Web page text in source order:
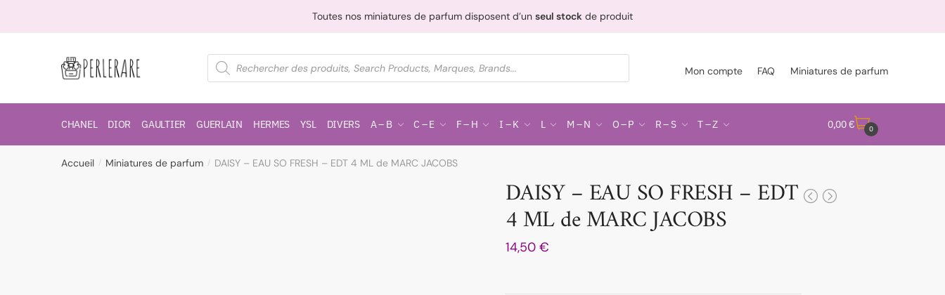
Toutes nos miniatures de parfum disposent d’un seul stock de produit
Mon compte FAQ Miniatures de parfum
CHANEL DIOR GAULTIER GUERLAIN HERMES YSL DIVERS A – B C – E F – H I – K L M – N O – P R – S T – Z 0,00 € 0
Accueil / Miniatures de parfum / DAISY – EAU SO FRESH – EDT 4 ML de MARC JACOBS
DAISY – EAU SO FRESH – EDT
4 ML de MARC JACOBS
14,50 €